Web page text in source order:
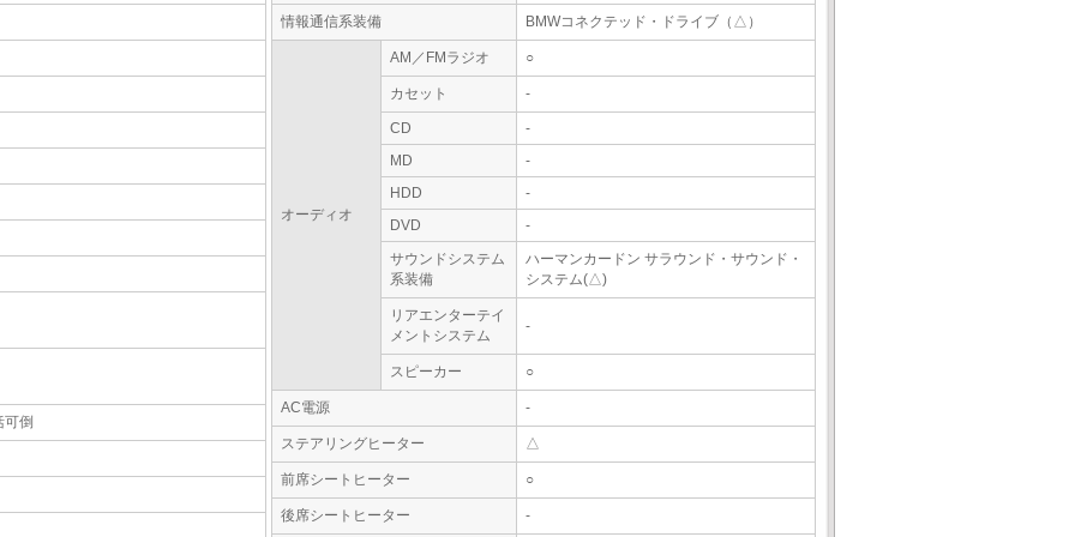
可倒
情報通信系装備 BMWコネクテッド・ドライブ（△）
オーディオ
AM／FMラジオ ○
カセット -
CD
-
MD
-
HDD
-
DVD
-
サウンドシステム
系装備
ハーマンカードン サラウンド・サウンド・
システム(△)
リアエンターテイ
メントシステム
-
スピーカー ○
AC電源 -
ステアリングヒーター △
前席シートヒーター ○
後席シートヒーター -